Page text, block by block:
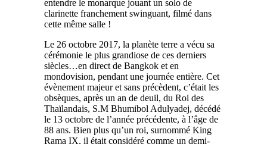
entendre le monarque jouant un solo de
clarinette franchement swinguant, filmé dans
cette même salle !
Le 26 octobre 2017, la planète terre a vécu sa
cérémonie le plus grandiose de ces derniers
siècles…en direct de Bangkok et en
mondovision, pendant une journée entière. Cet
évènement majeur et sans précèdent, c’était les
obsèques, après un an de deuil, du Roi des
Thaïlandais, S.M Bhumibol Adulyadej, décédé
le 13 octobre de l’année précédente, à l’âge de
88 ans. Bien plus qu’un roi, surnommé King
Rama IX, il était considéré comme un demi-